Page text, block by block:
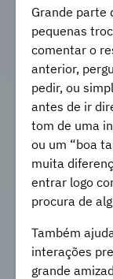
Grande parte
pequenas
comentar o
anterior,
pedir, ou
antes de ir
tom de uma
ou um “boa
muita
entrar logo
procura de
Também
interações
grande